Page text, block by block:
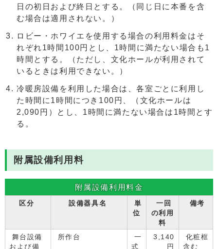
日の初日および終日とする。（同じ日に本番を含
む場合は適用されない。）
ロビー・ホワイエを使用する場合の利用料金はそ
れぞれ1時間100円とし、1時間に満たない場合も1
時間とする。（ただし、文化ホールが利用されて
いるときは利用できない。）
冷暖房設備を利用した場合は、各室ごとに利用し
た時間に1時間につき100円、（文化ホールは
2,090円）とし、1時間に満たない場合は1時間とす
る。
附属設備利用料
附属設備利用料金
区分 設備器具名
単
位
一回
の利用
料
備考
舞台設備
および備
所作台
一
式
3,140
円
化粧框
含む